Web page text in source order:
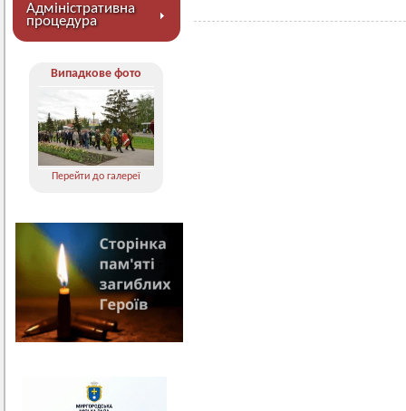
Адміністративна
процедура
Випадкове фото
Перейти до галереї